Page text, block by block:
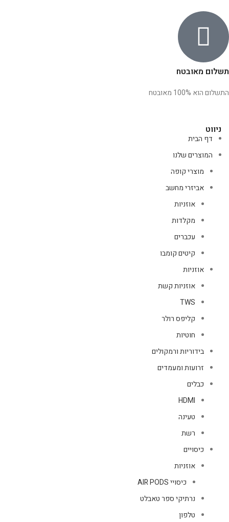
תשלום מאובטח
התשלום הוא 100% מאובטח
ניווט
דף הבית
המוצרים שלנו
מוצרי קופה
אביזרי מחשב
אוזניות
מקלדות
עכברים
קיטים קומבו
אוזניות
אוזניות קשת
TWS
קליפס רולר
חוטיות
בידוריות ורמקולים
זרועות ומעמדים
כבלים
HDMI
טעינה
רשת
כיסויים
אוזניות
כיסויי AIR PODS
נרתיקי ספר טאבלט
טלפון